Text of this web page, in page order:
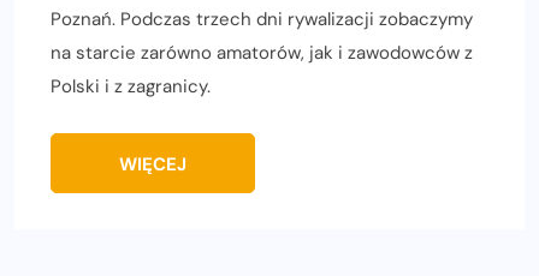
Poznań. Podczas trzech dni rywalizacji zobaczymy
na starcie zarówno amatorów, jak i zawodowców z
Polski i z zagranicy.
WIĘCEJ